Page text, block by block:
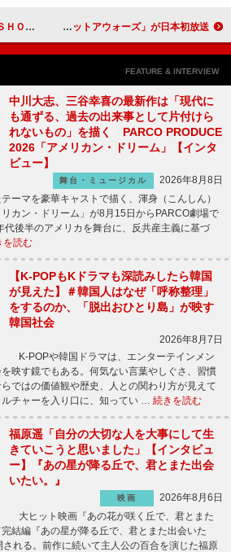
表詳報 スガシカオ“英国のグラミー賞”を語る 「ブリットアウォーズ」が日本初放送
FEATURE & INTERVIEW
中川大志、三谷幸喜の最新作は「現代に
も通ずる、過去の出来事として片付けら
れないもの」を描く PARCO PRODUCE
2026「アメリカン・ドリーム」【インタ
ビュー】
舞台・ミュージカル
2026年8月8日
ーマを豪華キャストで描く、渾身（こんしん）
カン・ドリーム」が8月15日からPARCO劇場で
代後半のアメリカを舞台に、反共産主義に基づ
を読む
【K-POPもKドラマも深読みしたら韓国
が見えた】＃韓国人はなぜ「呼称整理」
をするのか、「脱出おひとり島」が映す
韓国社会
2026年8月7日
K-POPや韓国ドラマは、エンターテインメン
映す鏡でもある。何気ない言葉やしぐさ、習慣
ではの価値観や歴史、人との関わり方が見えて
チャーを入り口に、知ってい … 続きを読む
福原遥「自分の大切な人を大事にして生
きていこうと思いました」【インタビュ
ー】『あの星が降る丘で、君とまた出会
いたい。』
映画
2026年8月6日
大ヒット映画『あの花が咲く丘で、君とまた
結編『あの星が降る丘で、君とまた出会いた
れる。前作に続いて主人公の百合を演じた福原